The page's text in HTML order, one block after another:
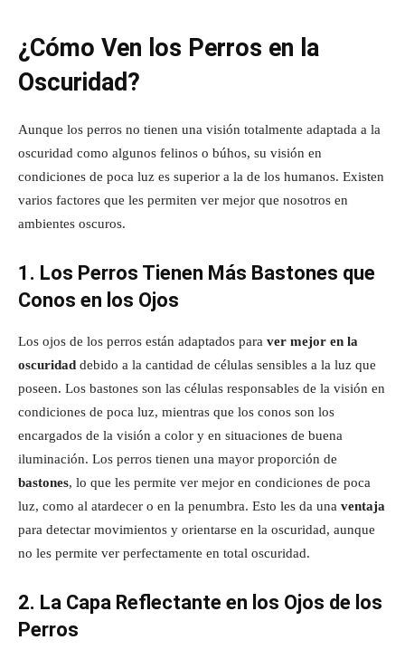
¿Cómo Ven los Perros en la
Oscuridad?
Aunque los perros no tienen una visión totalmente adaptada a la
oscuridad como algunos felinos o búhos, su visión en
condiciones de poca luz es superior a la de los humanos. Existen
varios factores que les permiten ver mejor que nosotros en
ambientes oscuros.
1. Los Perros Tienen Más Bastones que
Conos en los Ojos
Los ojos de los perros están adaptados para ver mejor en la
oscuridad debido a la cantidad de células sensibles a la luz que
poseen. Los bastones son las células responsables de la visión en
condiciones de poca luz, mientras que los conos son los
encargados de la visión a color y en situaciones de buena
iluminación. Los perros tienen una mayor proporción de
bastones, lo que les permite ver mejor en condiciones de poca
luz, como al atardecer o en la penumbra. Esto les da una ventaja
para detectar movimientos y orientarse en la oscuridad, aunque
no les permite ver perfectamente en total oscuridad.
2. La Capa Reflectante en los Ojos de los
Perros